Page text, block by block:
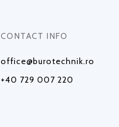
CONTACT INFO
office@burotechnik.ro
+40 729 007 220